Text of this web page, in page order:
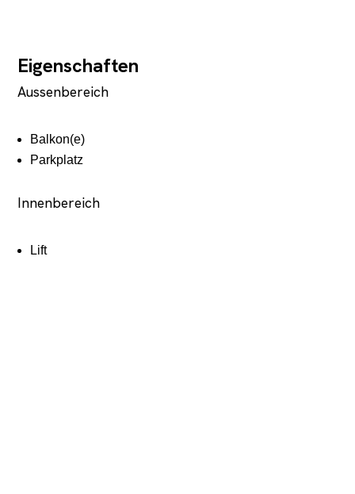
Eigenschaften
Aussenbereich
Balkon(e)
Parkplatz
Innenbereich
Lift